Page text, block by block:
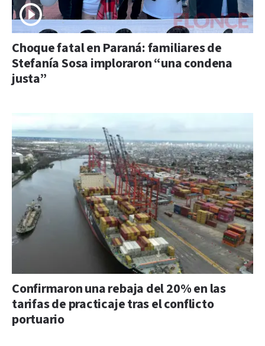
Choque fatal en Paraná: familiares de
Stefanía Sosa imploraron “una condena
justa”
Confirmaron una rebaja del 20% en las
tarifas de practicaje tras el conflicto
portuario